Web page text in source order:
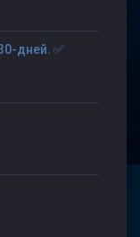
дней. ✅